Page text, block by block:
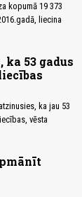
kopumā 19 373
liecina
53 gadus
ka jau 53
vēsta